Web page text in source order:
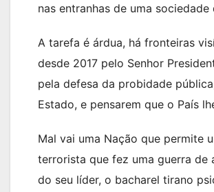
nas entranhas de uma
A tarefa é árdua, há fronteiras
desde 2017 pelo Senhor
pela defesa da probidade
Estado, e pensarem que o País
Mal vai uma Nação que permite
terrorista que fez uma guerra de
do seu líder, o bacharel tirano